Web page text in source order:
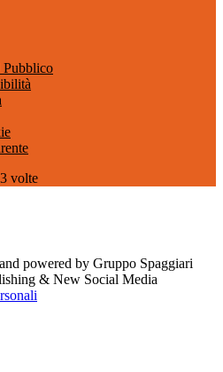
volte
powered by Gruppo Spaggiari
& New Social Media